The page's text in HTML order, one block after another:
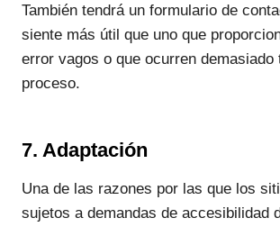
También tendrá un formulario de
siente más útil que uno que
error vagos o que ocurren demasiado
proceso.
7. Adaptación
Una de las razones por las que los
sujetos a demandas de accesibilidad